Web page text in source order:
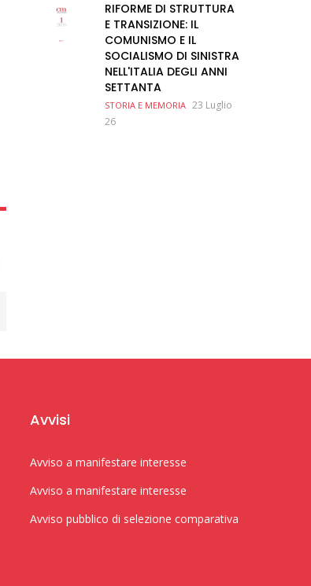
RIFORME DI STRUTTURA
E TRANSIZIONE: IL
COMUNISMO E IL
SOCIALISMO DI SINISTRA
NELL'ITALIA DEGLI ANNI
SETTANTA
STORIA E MEMORIA 23 Luglio
26
Avvisi
Avviso a manifestare interesse
Avviso a manifestare interesse
Avviso pubblico di selezione comparativa